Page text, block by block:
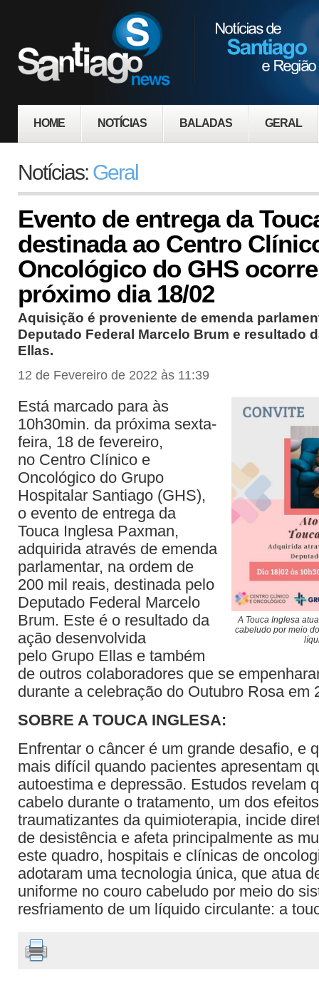
HOME NOTÍCIAS BALADAS GERAL
Notícias: Geral
Evento de entrega da
destinada ao Centro
Oncológico do GHS
próximo dia 18/02
Aquisição é proveniente de emenda
Deputado Federal Marcelo Brum e resultado
Ellas.
12 de Fevereiro de 2022 às 11:39
A Touca Inglesa
cabeludo por meio
Está marcado para às
10h30min. da próxima sexta-
feira, 18 de fevereiro,
no Centro Clínico e
Oncológico do Grupo
Hospitalar Santiago (GHS),
o evento de entrega da
Touca Inglesa Paxman,
adquirida através de emenda
parlamentar, na ordem de
200 mil reais, destinada pelo
Deputado Federal Marcelo
Brum. Este é o resultado da
ação desenvolvida
pelo Grupo Ellas e também
de outros colaboradores que se
durante a celebração do Outubro Rosa em
SOBRE A TOUCA INGLESA:
Enfrentar o câncer é um grande desafio, e
mais difícil quando pacientes apresentam
autoestima e depressão. Estudos revelam
cabelo durante o tratamento, um dos
traumatizantes da quimioterapia, incide
de desistência e afeta principalmente as
este quadro, hospitais e clínicas de
adotaram uma tecnologia única, que atua
uniforme no couro cabeludo por meio do
resfriamento de um líquido circulante: a